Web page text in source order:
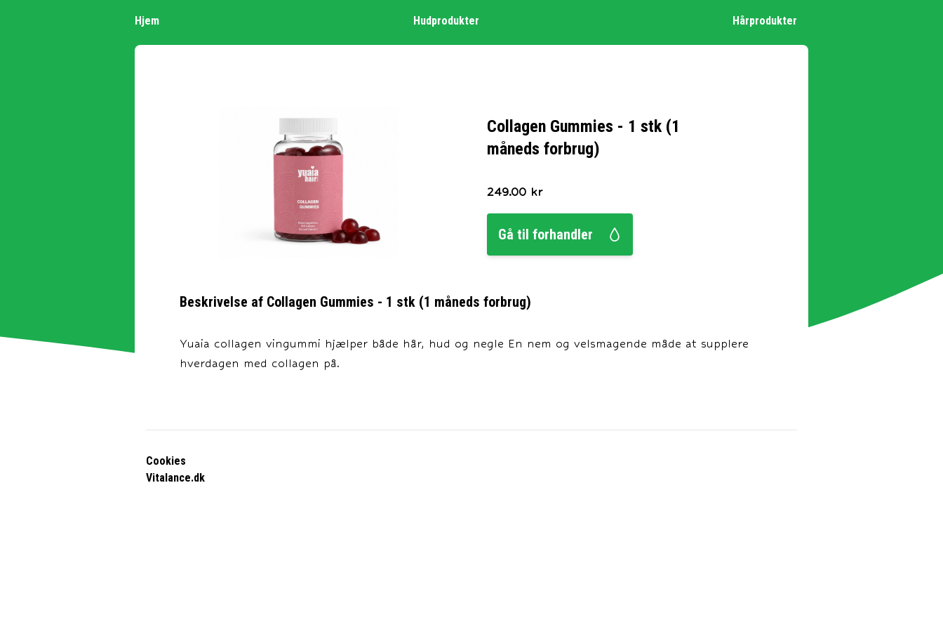
Hjem Hudprodukter Hårprodukter
Collagen Gummies - 1 stk (1
måneds forbrug)
249.00 kr
Gå til forhandler
Beskrivelse af Collagen Gummies - 1 stk (1 måneds forbrug)
Yuaia collagen vingummi hjælper både hår, hud og negle En nem og velsmagende måde at supplere
hverdagen med collagen på.
Cookies
Vitalance.dk